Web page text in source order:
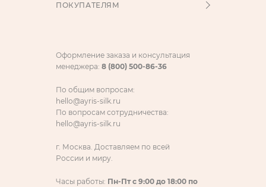
ПОКУПАТЕЛЯМ
Оформление заказа и консультация
менеджера: 8 (800) 500-86-36
По общим вопросам:
hello@ayris-silk.ru
По вопросам сотрудничества:
hello@ayris-silk.ru
г. Москва. Доставляем по всей
России и миру.
Часы работы: Пн-Пт с 9:00 до 18:00 по